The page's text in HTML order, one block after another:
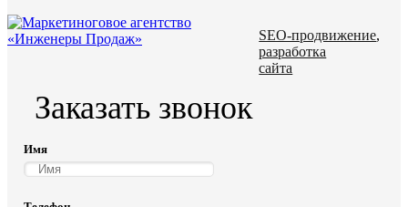
SEO-продвижение,
разработка
сайта
Заказать звонок
Имя